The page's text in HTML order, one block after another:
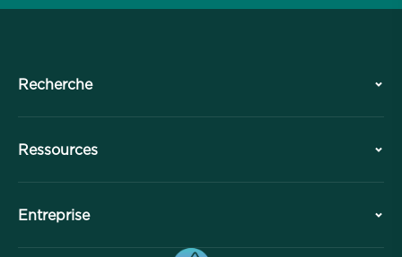
Recherche
Division professionnelle
Articles
Ressources
Méditations gratuites
Entreprise